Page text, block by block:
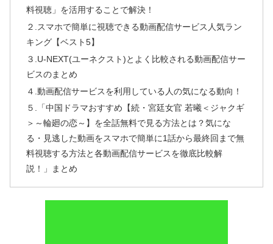
料視聴」を活用することで解決！
２.スマホで簡単に視聴できる動画配信サービス人気ラン
キング【ベスト5】
３.U-NEXT(ユーネクスト)とよく比較される動画配信サー
ビスのまとめ
４.動画配信サービスを利用している人の気になる動向！
５.「中国ドラマおすすめ【続・宮廷女官 若曦＜ジャクギ
＞～輪廻の恋～】を全話無料で見る方法とは？気にな
る・見逃した動画をスマホで簡単に1話から最終回まで無
料視聴する方法と各動画配信サービスを徹底比較解
説！」まとめ